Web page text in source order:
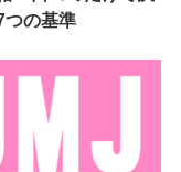
つの基準